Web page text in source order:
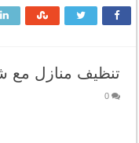
تنظيف منازل مع
0